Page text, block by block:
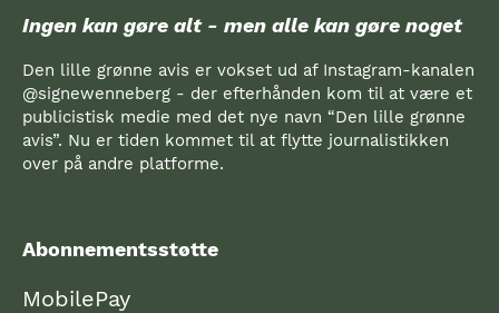
Ingen kan gøre alt - men alle kan gøre noget
Den lille grønne avis er vokset ud af Instagram-kanalen
@signewenneberg - der efterhånden kom til at være et
publicistisk medie med det nye navn “Den lille grønne
avis”. Nu er tiden kommet til at flytte journalistikken
over på andre platforme.
Abonnementsstøtte
MobilePay